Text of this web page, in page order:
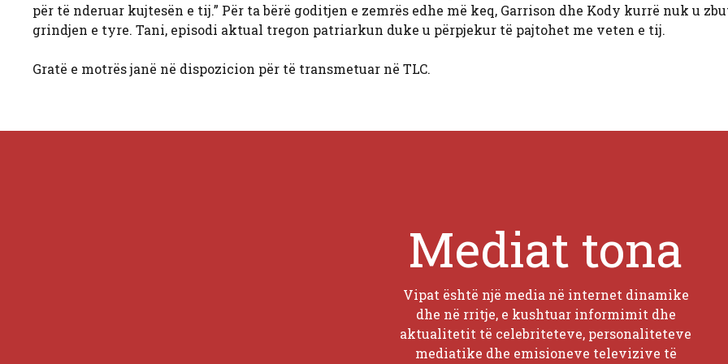
për të nderuar kujtesën e tij.” Për ta bërë goditjen e zemrës edhe më keq, Garrison dhe Kody kurrë nuk u
grindjen e tyre. Tani, episodi aktual tregon patriarkun duke u përpjekur të pajtohet me veten e tij.
Gratë e motrës janë në dispozicion për të transmetuar në TLC.
Mediat tona
Vipat është një media në internet dinamike
dhe në rritje, e kushtuar informimit dhe
aktualitetit të celebriteteve, personaliteteve
mediatike dhe emisioneve televizive të